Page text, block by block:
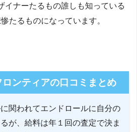
イナーたるもの誰しも知っている
たるものになっています。
ンティアの口コミまとめ
関われてエンドロールに自分の
が、給料は年１回の査定で決ま